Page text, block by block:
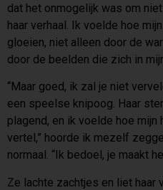
dat het onmogelijk was om
haar verhaal. Ik voelde hoe
gloeien, niet alleen door de
door de beelden die zich in
“Maar goed, ik zal je niet
een speelse knipoog. Haar
plagend, en ik voelde hoe mijn
vertel,” hoorde ik mezelf
normaal. “Ik bedoel, je maakt
Ze lachte zachtjes en liet haar